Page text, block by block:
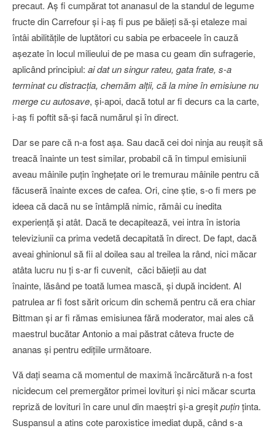
precaut. Aş fi cumpărat tot ananasul de la standul de legume
fructe din Carrefour şi i-aş fi pus pe băieţi să-şi etaleze mai
întâi abilităţile de luptători cu sabia pe erbaceele în cauză
aşezate în locul milieului de pe masa cu geam din sufragerie,
aplicând principiul: ai dat un singur rateu, gata frate, s-a
terminat cu distracţia, chemăm alţii, că la mine în emisiune nu
merge cu autosave, şi-apoi, dacă totul ar fi decurs ca la carte,
i-aş fi poftit să-şi facă numărul şi în direct.
Dar se pare că n-a fost aşa. Sau dacă cei doi ninja au reuşit să
treacă înainte un test similar, probabil că în timpul emisiunii
aveau mâinile puţin îngheţate ori le tremurau mâinile pentru că
făcuseră înainte exces de cafea. Ori, cine ştie, s-o fi mers pe
ideea că dacă nu se întâmplă nimic, rămâi cu inedita
experienţă şi atât. Dacă te decapitează, vei intra în istoria
televiziunii ca prima vedetă decapitată în direct. De fapt, dacă
aveai ghinionul să fii al doilea sau al treilea la rând, nici măcar
atâta lucru nu ţi s-ar fi cuvenit, căci băieţii au dat
înainte, lăsând pe toată lumea mască, şi după incident. Al
patrulea ar fi fost sărit oricum din schemă pentru că era chiar
Bittman şi ar fi rămas emisiunea fără moderator, mai ales că
maestrul bucătar Antonio a mai păstrat câteva fructe de
ananas şi pentru ediţiile următoare.
Vă daţi seama că momentul de maximă încărcătură n-a fost
nicidecum cel premergător primei lovituri şi nici măcar scurta
repriză de lovituri în care unul din maeştri şi-a greşitpuţinţinta.
Suspansul a atins cote paroxistice imediat după, când s-a